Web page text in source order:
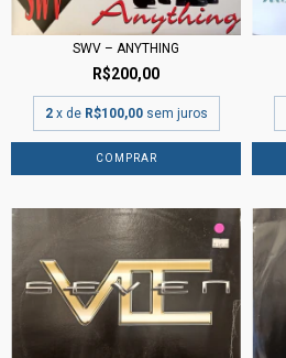
SWV – ANYTHING
R$200,00
2 x de R$100,00 sem juros